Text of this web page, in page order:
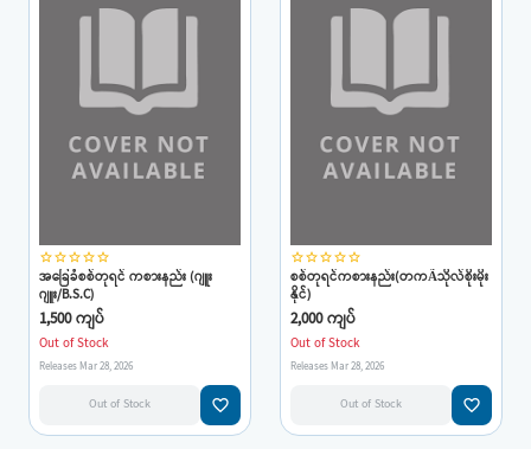
star_borderstar_borderstar_borderstar_borderstar_border
အခြေခံစစ်တုရင် ကစားနည်း (ဂျူး
ဂျူး/B.S.C)
1,500 ကျပ်
Out of Stock
Releases Mar 28, 2026
Out of Stock favorite_border
star_borderstar_borderstar_borderstar_borderstar_border
စစ်တုရင်ကစားနည်း(တကÃသိုလ်စိုးမိုး
နိုင်)
2,000 ကျပ်
Out of Stock
Releases Mar 28, 2026
Out of Stock favorite_border